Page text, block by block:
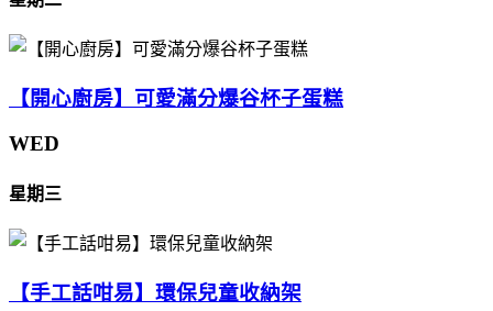
【開心廚房】可愛滿分爆谷杯子蛋糕
WED
星期三
【手工話咁易】環保兒童收納架